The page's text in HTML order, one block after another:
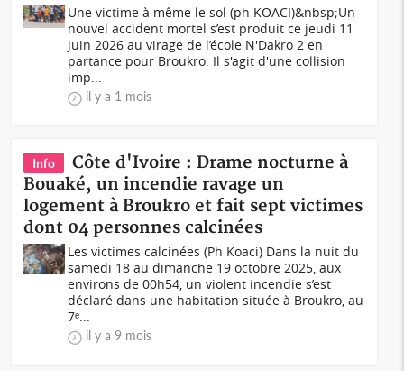
Une victime à même le sol (ph KOACI)&nbsp;Un
nouvel accident mortel s’est produit ce jeudi 11
juin 2026 au virage de l’école N'Dakro 2 en
partance pour Broukro. Il s'agit d'une collision
imp...
il y a 1 mois
Info
Côte d'Ivoire : Drame nocturne à
Bouaké, un incendie ravage un
logement à Broukro et fait sept victimes
dont 04 personnes calcinées
Les victimes calcinées (Ph Koaci) Dans la nuit du
samedi 18 au dimanche 19 octobre 2025, aux
environs de 00h54, un violent incendie s’est
déclaré dans une habitation située à Broukro, au
7ᵉ...
il y a 9 mois